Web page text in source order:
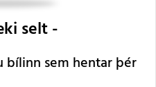
selt
bílinn sem hentar þér